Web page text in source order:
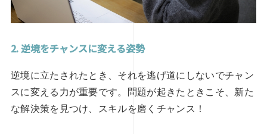
2. 逆境をチャンスに変える姿勢
逆境に立たされたとき、それを逃げ道にしないでチャン
スに変える力が重要です。問題が起きたときこそ、新た
な解決策を見つけ、スキルを磨くチャンス！